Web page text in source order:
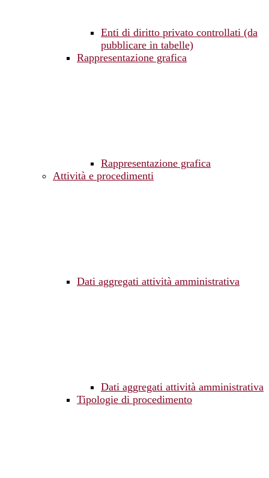
Enti di diritto privato controllati (da
pubblicare in tabelle)
Rappresentazione grafica
Rappresentazione grafica
Attività e procedimenti
Dati aggregati attività amministrativa
Dati aggregati attività amministrativa
Tipologie di procedimento